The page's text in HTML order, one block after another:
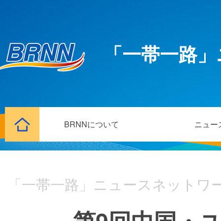
「一帯一路
BRNNについて ニュー
「一帯一路」ニュースネットワ